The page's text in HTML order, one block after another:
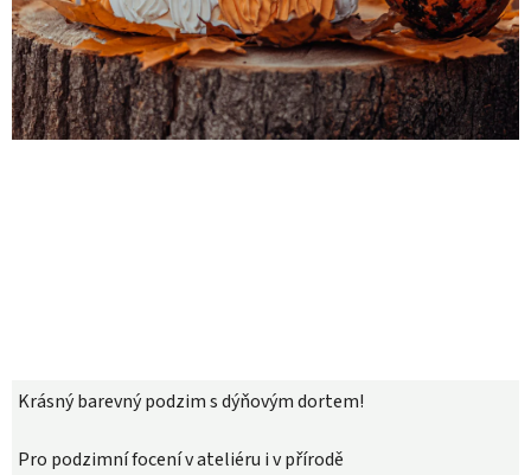
Krásný barevný podzim s dýňovým dortem!
Pro podzimní focení v ateliéru i v přírodě